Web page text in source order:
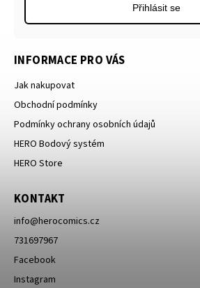
INFORMACE PRO VÁS
Jak nakupovat
Obchodní podmínky
Podmínky ochrany osobních údajů
HERO Bodový systém
HERO Store
KONTAKT
info@herocomics.cz
731697967
Facebook
Instagram
Přihlásit se